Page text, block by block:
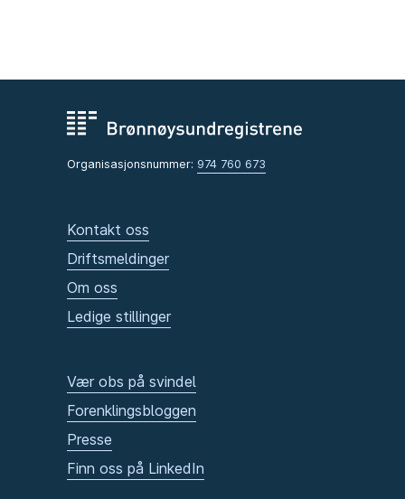
Organisasjonsnummer: 974 760 673
Kontakt oss
Driftsmeldinger
Om oss
Ledige stillinger
Vær obs på svindel
Forenklingsbloggen
Presse
Finn oss på LinkedIn